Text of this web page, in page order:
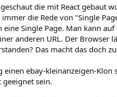
die mit React gebaut
die Rede von "Single
Single Page. Man kann
anderen URL. Der Browser
Das macht das doch
ebay-kleinanzeigen-Klon
geeignet sein.